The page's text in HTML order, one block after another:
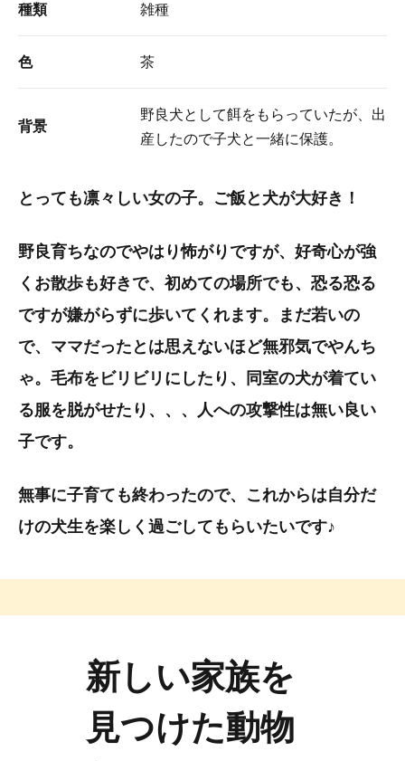
種類 雑種
色 茶
背景
野良犬として餌をもらっていたが、出
産したので子犬と一緒に保護。
とっても凛々しい女の子。ご飯と犬が大好き！
野良育ちなのでやはり怖がりですが、好奇心が強
くお散歩も好きで、初めての場所でも、恐る恐る
ですが嫌がらずに歩いてくれます。まだ若いの
で、ママだったとは思えないほど無邪気でやんち
ゃ。毛布をビリビリにしたり、同室の犬が着てい
る服を脱がせたり、、、人への攻撃性は無い良い
子です。
無事に子育ても終わったので、これからは自分だ
けの犬生を楽しく過ごしてもらいたいです♪
新しい家族を
見つけた動物